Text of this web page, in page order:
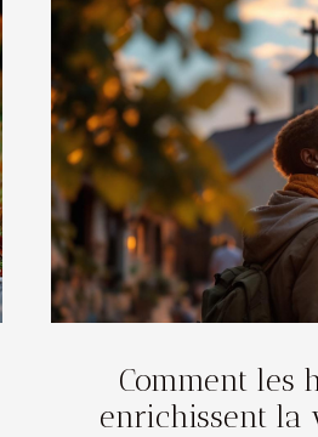
Comment les
enrichissent la